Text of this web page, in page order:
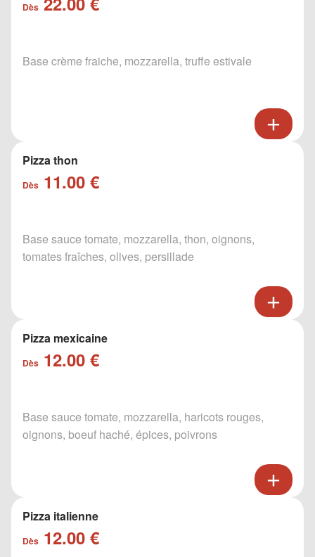
Dès
Base crème fraiche, mozzarella, truffe estivale
Pizza thon
Dès 11.00 €
Base sauce tomate, mozzarella, thon, oignons,
tomates fraîches, olives, persillade
Pizza mexicaine
Dès 12.00 €
Base sauce tomate, mozzarella, haricots rouges,
oignons, boeuf haché, épices, poivrons
Pizza italienne
Dès 12.00 €